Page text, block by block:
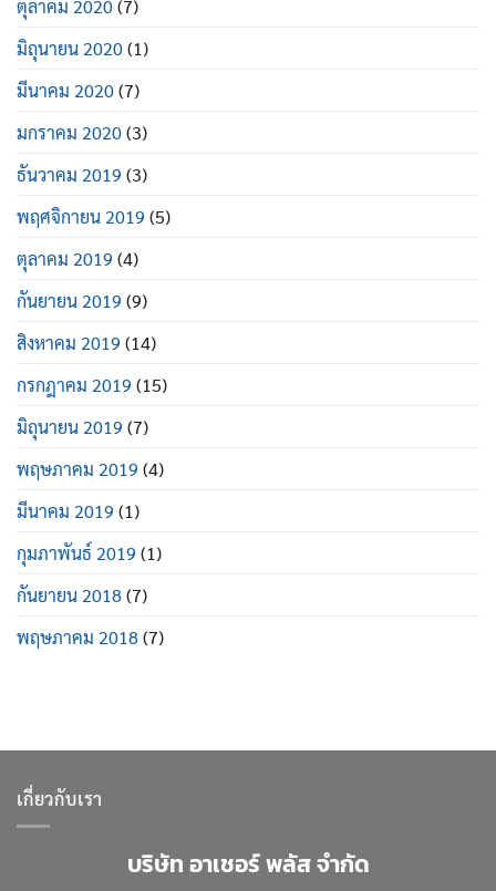
ตุลาคม 2020(7)
มิถุนายน 2020(1)
มีนาคม 2020(7)
มกราคม 2020(3)
ธันวาคม 2019 (3)
พฤศจิกายน 2019 (5)
ตุลาคม 2019 (4)
กันยายน 2019 (9)
สิงหาคม 2019 (14)
กรกฎาคม 2019 (15)
มิถุนายน 2019 (7)
พฤษภาคม 2019 (4)
มีนาคม 2019 (1)
กุมภาพันธ์ 2019 (1)
กันยายน 2018(7)
พฤษภาคม 2018(7)
เกี่ยวกับเรา
บริษัท อาเชอร์ พลัส จำกัด